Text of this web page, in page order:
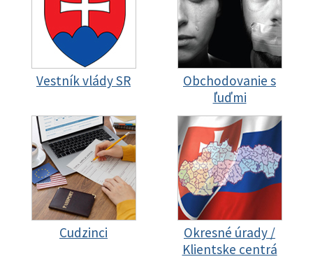
Vestník vlády SR
Obchodovanie s
ľuďmi
Cudzinci
Okresné úrady /
Klientske centrá